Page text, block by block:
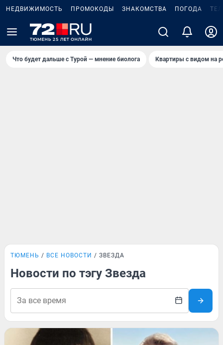
НЕДВИЖИМОСТЬ ПРОМОКОДЫ ЗНАКОМСТВА ПОГОДА
Что будет дальше с Турой — мнение биолога Квартиры с видом на
ТЮМЕНЬ ВСЕ НОВОСТИ ЗВЕЗДА
Новости по тэгу Звезда